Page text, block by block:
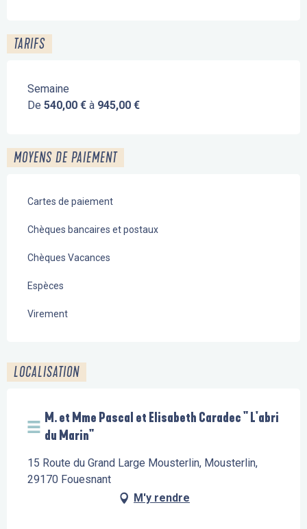
TARIFS
Semaine
De 540,00 € à 945,00 €
MOYENS DE PAIEMENT
Cartes de paiement
Chèques bancaires et postaux
Chèques Vacances
Espèces
Virement
LOCALISATION
M. et Mme Pascal et Elisabeth Caradec " L'abri
du Marin"
15 Route du Grand Large Mousterlin, Mousterlin,
29170 Fouesnant
M'y rendre